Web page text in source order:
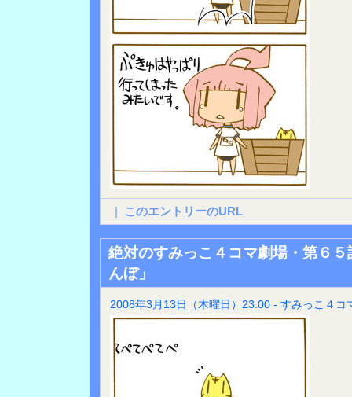
| このエントリーのURL
絶対のすみっこ４コマ劇場・第６
んぼ」
2008年3月13日（木曜日）23:00 - すみっこ４コ